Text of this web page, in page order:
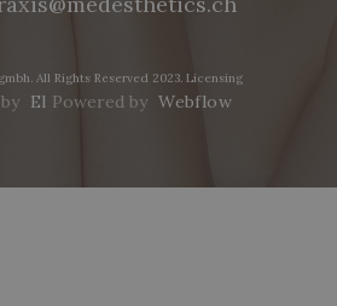
All Rights Reserved 2023. Licensing
by El Powered by Webflow